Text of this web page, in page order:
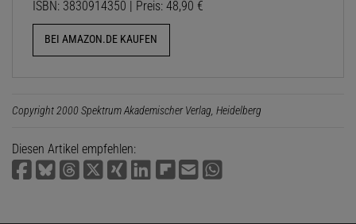
ISBN: 3830914350 | Preis: 48,90 €
BEI AMAZON.DE KAUFEN
Copyright 2000 Spektrum Akademischer Verlag, Heidelberg
Diesen Artikel empfehlen: